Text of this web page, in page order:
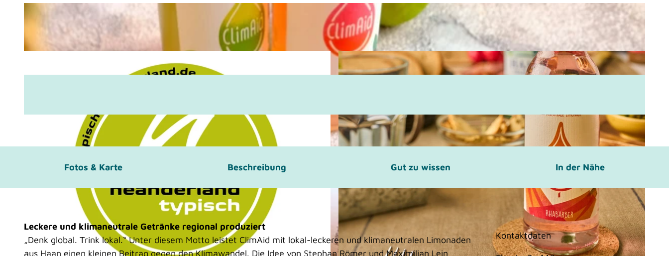
Fotos & Karte Beschreibung Gut zu wissen In der Nähe
Leckere und klimaneutrale Getränke regional produziert
„Denk global. Trink lokal.“ Unter diesem Motto leistet ClimAid mit lokal-leckeren und klimaneutralen Limonaden
aus Haan einen kleinen Beitrag gegen den Klimawandel. Die Idee von Stephan Römer und Maximilian Lein
Kontaktdaten